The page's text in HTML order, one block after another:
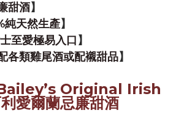
甜酒】
純天然生產】
至愛極易入口 】
各類雞尾酒或配襯甜品】
Original Irish
愛爾蘭忌廉甜酒